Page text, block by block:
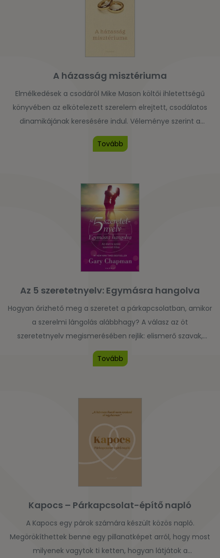
A házasság misztériuma
Elmélkedések a csodáról Mike Mason költői ihletettségű
könyvében az elkötelezett szerelem elrejtett, csodálatos
dinamikájának keresésére indul. Véleménye szerint a
házaspárok, akár tudatában vannak, akár nem, az intimitás
olyan drámájában vesznek részt, amely nagyon hasonlít a
féltékenységről, megadásról és szövetségről
megfogalmazott mély lelkiséget tükröző […]
Tovább
Az 5 szeretetnyelv: Egymásra hangolva
Hogyan őrizhető meg a szeretet a párkapcsolatban, amikor
a szerelmi lángolás alábbhagy? A válasz az öt
szeretetnyelv megismerésében rejlik: elismerő szavak,
minőségi idő, ajándékozás, szívességek, testi érintés. Gary
Chapman világhírű könyvének megújult kiadása segít a
Tovább
Kapocs – Párkapcsolat-építő napló
A Kapocs egy párok számára készült közös napló.
Megörökíthettek benne egy pillanatképet arról, hogy most
milyenek vagytok ti ketten, hogyan látjátok a